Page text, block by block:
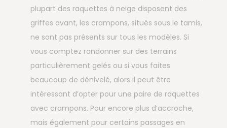
plupart des raquettes à neige disposent des
griffes avant, les crampons, situés sous le tamis,
ne sont pas présents sur tous les modèles. Si
vous comptez randonner sur des terrains
particulièrement gelés ou si vous faites
beaucoup de dénivelé, alors il peut être
intéressant d’opter pour une paire de raquettes
avec crampons. Pour encore plus d’accroche,
mais également pour certains passages en